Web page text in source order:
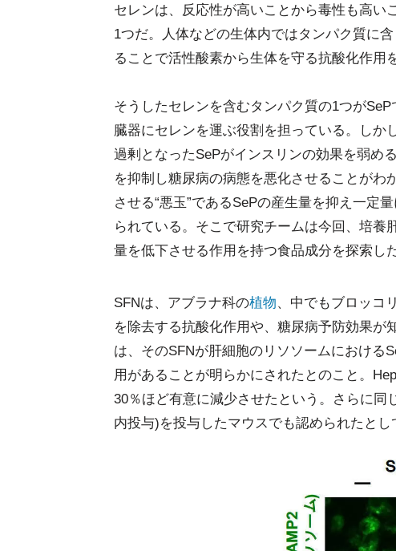
セレンは、反応性が高いことから毒性も高い
1つだ。人体などの生体内ではタンパク質に
ることで活性酸素から生体を守る抗酸化作用
そうしたセレンを含むタンパク質の1つが
臓器にセレンを運ぶ役割を担っている。しか
過剰となったSePがインスリンの効果を弱め
を抑制し糖尿病の病態を悪化させることがわ
させる“悪玉”であるSePの産生量を抑え一定
られている。そこで研究チームは今回、培養
量を低下させる作用を持つ食品成分を探索し
SFNは、アブラナ科の植物、中でもブロッコ
を除去する抗酸化作用や、糖尿病予防効果
は、そのSFNが肝細胞のリソソームにおける
用があることが明らかにされたとのこと。
30％ほど有意に減少させたという。さらに同
内投与)を投与したマウスでも認められたとし